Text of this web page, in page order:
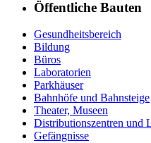
Öffentliche Bauten
Gesundheitsbereich
Bildung
Büros
Laboratorien
Parkhäuser
Bahnhöfe und Bahnsteige
Theater, Museen
Distributionszentren und
Gefängnisse